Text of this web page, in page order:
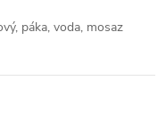
páka, voda, mosaz